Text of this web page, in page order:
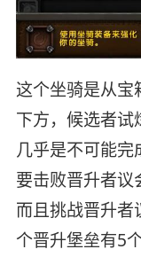
这个坐骑是从
下方，候选者
几乎是不可能
要击败晋升者议
而且挑战晋升
个晋升堡垒有5